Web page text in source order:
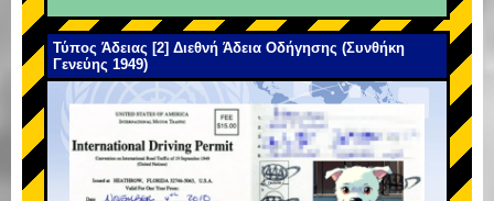
Τύπος Άδειας [2] Διεθνή Άδεια Οδήγησης (Συνθήκη
Γενεύης 1949)